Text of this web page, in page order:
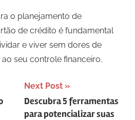
o planejamento de
de crédito é fundamental
e viver sem dores de
seu controle financeiro.
Next Post
Descubra 5 ferramentas
para potencializar suas